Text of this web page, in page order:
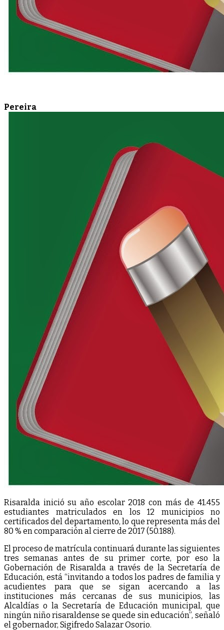
Pereira
Risaralda inició su año escolar 2018 con más de 41.455
estudiantes matriculados en los 12 municipios no
certificados del departamento, lo que representa más del
80 % en comparación al cierre de 2017 (50.188).
El proceso de matrícula continuará durante las siguientes
tres semanas antes de su primer corte, por eso la
Gobernación de Risaralda a través de la Secretaría de
Educación, está “invitando a todos los padres de familia y
acudientes para que se sigan acercando a las
instituciones más cercanas de sus municipios, las
Alcaldías o la Secretaría de Educación municipal, que
ningún niño risaraldense se quede sin educación”, señaló
el gobernador, Sigifredo Salazar Osorio.